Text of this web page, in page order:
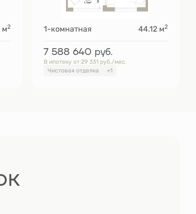
м2 1-комнатная 44.12 м2
7 588 640 руб.
В ипотеку от 29 331 руб./мес.
Чистовая отделка
+1